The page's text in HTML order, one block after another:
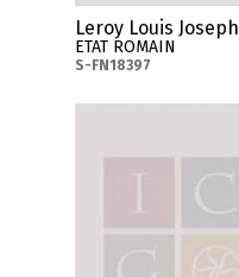
Leroy Louis Joseph
ETAT ROMAIN
S-FN18397